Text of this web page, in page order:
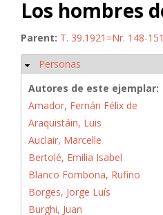
Los hombres
Parent: T. 39.1921=Nr. 148-151
Ocultar
Personas
Autores de este ejemplar:
Amador, Fernán Félix de
Araquistáin, Luis
Auclair, Marcelle
Bertolé, Emilia Isabel
Blanco Fombona, Rufino
Borges, Jorge Luís
Burghi, Juan